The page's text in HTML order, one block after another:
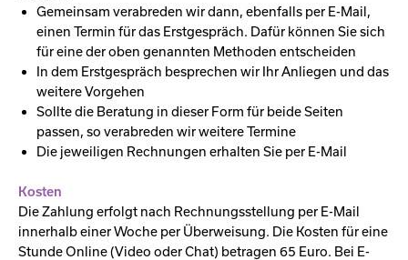
Gemeinsam verabreden wir dann, ebenfalls per E-Mail,
einen Termin für das Erstgespräch. Dafür können Sie sich
für eine der oben genannten Methoden entscheiden
In dem Erstgespräch besprechen wir Ihr Anliegen und das
weitere Vorgehen
Sollte die Beratung in dieser Form für beide Seiten
passen, so verabreden wir weitere Termine
Die jeweiligen Rechnungen erhalten Sie per E-Mail
Kosten
Die Zahlung erfolgt nach Rechnungsstellung per E-Mail
innerhalb einer Woche per Überweisung. Die Kosten für eine
Stunde Online (Video oder Chat) betragen 65 Euro. Bei E-